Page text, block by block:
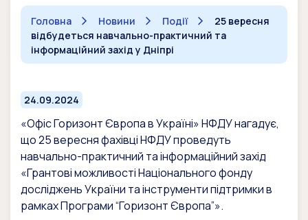
Головна Новини Події
25 вересня
відбудеться навчально-практичний та
інформаційний захід у Дніпрі
24.09.2024
«Офіс Горизонт Європа в Україні» НФДУ нагадує,
що 25 вересня фахівці НФДУ проведуть
навчально-практичний та інформаційний захід
«Грантові можливості Національного фонду
досліджень України та інструменти підтримки в
рамках Програми “Горизонт Європа”».